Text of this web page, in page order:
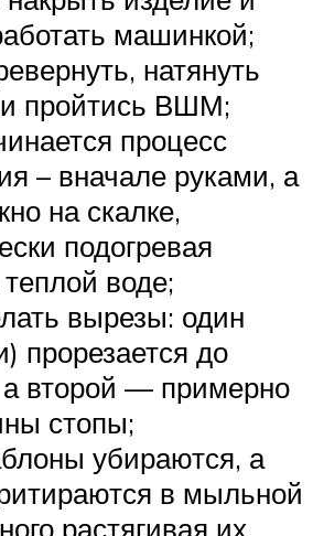
машинкой;
натянуть
и пройтись ВШМ;
процесс
– вначале руками, а
на скалке,
подогревая
воде;
вырезы: один
прорезается до
второй — примерно
стопы;
убираются, а
в мыльной
растягивая их